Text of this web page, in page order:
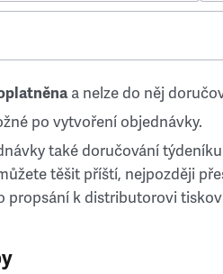
a nelze do něj
po vytvoření objednávky.
také doručování
těšit příští, nejpozději
propsání k distributorovi